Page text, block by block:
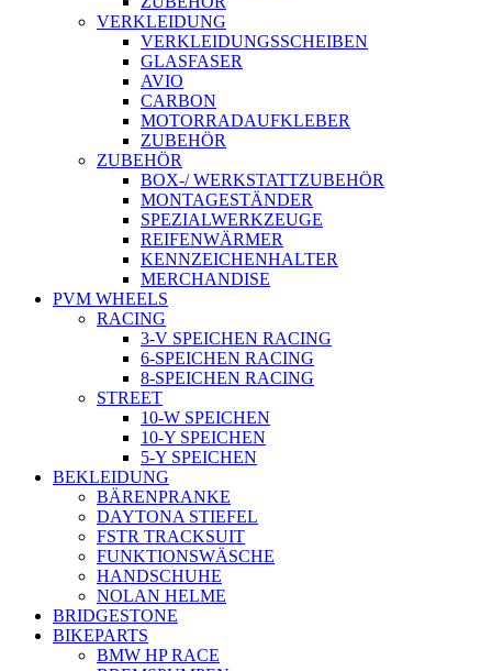
VERKLEIDUNG
VERKLEIDUNGSSCHEIBEN
GLASFASER
AVIO
CARBON
MOTORRADAUFKLEBER
ZUBEHÖR
ZUBEHÖR
BOX-/ WERKSTATTZUBEHÖR
MONTAGESTÄNDER
SPEZIALWERKZEUGE
REIFENWÄRMER
KENNZEICHENHALTER
MERCHANDISE
PVM WHEELS
RACING
3-V SPEICHEN RACING
6-SPEICHEN RACING
8-SPEICHEN RACING
STREET
10-W SPEICHEN
10-Y SPEICHEN
5-Y SPEICHEN
BEKLEIDUNG
BÄRENPRANKE
DAYTONA STIEFEL
FSTR TRACKSUIT
FUNKTIONSWÄSCHE
HANDSCHUHE
NOLAN HELME
BRIDGESTONE
BIKEPARTS
BMW HP RACE